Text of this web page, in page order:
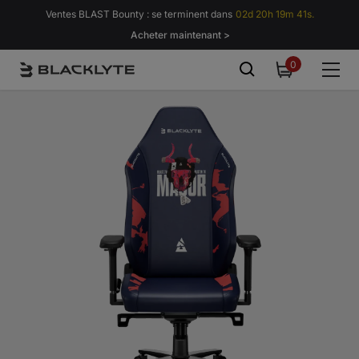
Passer au contenu
Ventes BLAST Bounty : se terminent dans 02d 20h 19m 36s.
Acheter maintenant >
00